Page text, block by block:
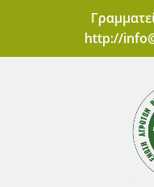
content
http://